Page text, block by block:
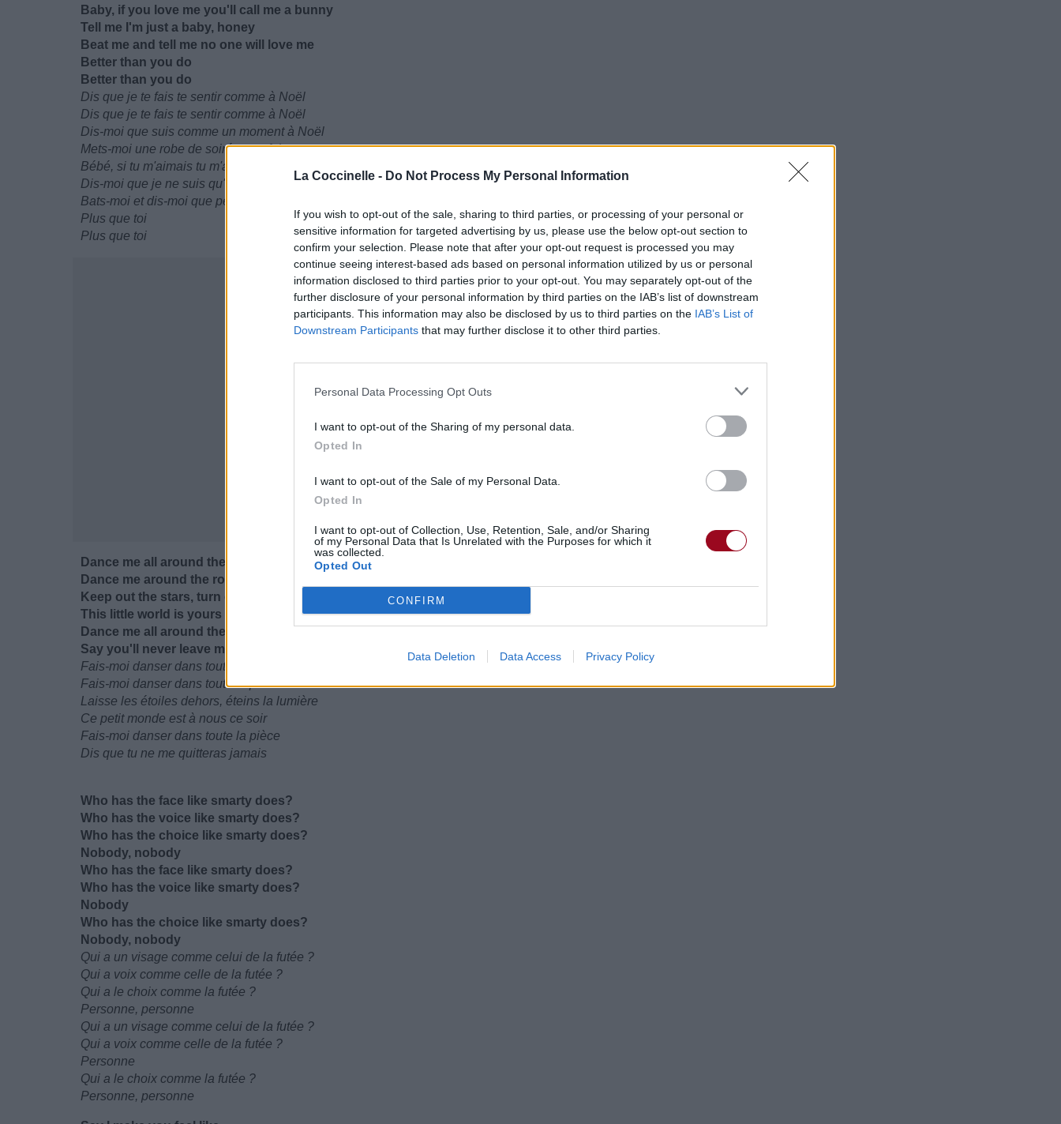
La Coccinelle - Do Not Process My Personal Information
If you wish to opt-out of the sale, sharing to third parties, or processing of your personal or
sensitive information for targeted advertising by us, please use the below opt-out section to
confirm your selection. Please note that after your opt-out request is processed you may
continue seeing interest-based ads based on personal information utilized by us or personal
information disclosed to third parties prior to your opt-out. You may separately opt-out of the
further disclosure of your personal information by third parties on the IAB’s list of downstream
participants. This information may also be disclosed by us to third parties on the IAB’s List of
Downstream Participants that may further disclose it to other third parties.
Personal Data Processing Opt Outs
I want to opt-out of the Sharing of my personal data.
Opted In
I want to opt-out of the Sale of my Personal Data.
Opted In
I want to opt-out of Collection, Use, Retention, Sale, and/or Sharing
of my Personal Data that Is Unrelated with the Purposes for which it
was collected.
Opted Out
CONFIRM
Data Deletion Data Access Privacy Policy
Baby, if you love me you'll call me a bunny
Tell me I'm just a baby, honey
Beat me and tell me no one will love me
Better than you do
Better than you do
Dis que je te fais te sentir comme à Noël
Dis que je te fais te sentir comme à Noël
Dis-moi que suis comme un moment à Noël
Mets-moi une robe de soirée une fois
Bébé, si tu m'aimais tu m'appellerais lapine
Dis-moi que je ne suis qu'un bébé, chéri
Bats-moi et dis-moi que personne ne m'aimera
Plus que toi
Plus que toi
Dance me all around the room
Dance me around the room
Keep out the stars, turn out the lights
This little world is yours tonight
Dance me all around the room
Say you'll never leave me
Fais-moi danser dans toute la pièce
Fais-moi danser dans toute la pièce
Laisse les étoiles dehors, éteins la lumière
Ce petit monde est à nous ce soir
Fais-moi danser dans toute la pièce
Dis que tu ne me quitteras jamais
Who has the face like smarty does?
Who has the voice like smarty does?
Who has the choice like smarty does?
Nobody, nobody
Who has the face like smarty does?
Who has the voice like smarty does?
Nobody
Who has the choice like smarty does?
Nobody, nobody
Qui a un visage comme celui de la futée ?
Qui a voix comme celle de la futée ?
Qui a le choix comme la futée ?
Personne, personne
Qui a un visage comme celui de la futée ?
Qui a voix comme celle de la futée ?
Personne
Qui a le choix comme la futée ?
Personne, personne